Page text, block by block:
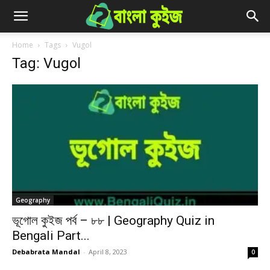
Home Tags Vugol
Tag: Vugol
Geography
ভূগোল কুইজ পর্ব – ৮৮ | Geography Quiz in
Bengali Part...
Debabrata Mandal - April 8, 2023 0